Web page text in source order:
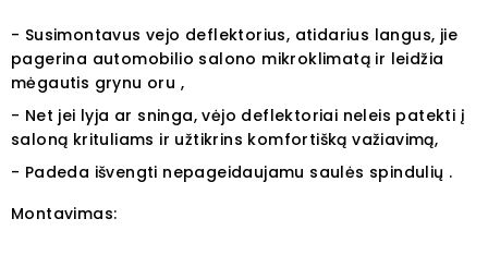
- Susimontavus vejo deflektorius, atidarius langus, jie
pagerina automobilio salono mikroklimatą ir leidžia
mėgautis grynu oru ,
- Net jei lyja ar sninga, vėjo deflektoriai neleis patekti į
saloną krituliams ir užtikrins komfortišką važiavimą,
- Padeda išvengti nepageidaujamu saulės spindulių .
Montavimas: